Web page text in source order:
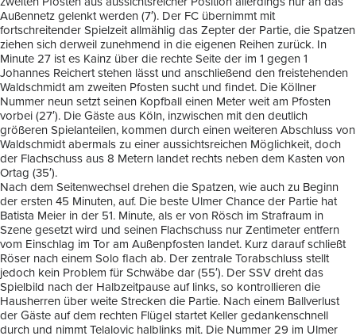
Außennetz gelenkt werden (7′). Der FC übernimmt mit
fortschreitender Spielzeit allmählig das Zepter der Partie, die Spatzen
ziehen sich derweil zunehmend in die eigenen Reihen zurück. In
Minute 27 ist es Kainz über die rechte Seite der im 1 gegen 1
Johannes Reichert stehen lässt und anschließend den freistehenden
Waldschmidt am zweiten Pfosten sucht und findet. Die Köllner
Nummer neun setzt seinen Kopfball einen Meter weit am Pfosten
vorbei (27′). Die Gäste aus Köln, inzwischen mit den deutlich
größeren Spielanteilen, kommen durch einen weiteren Abschluss von
Waldschmidt abermals zu einer aussichtsreichen Möglichkeit, doch
der Flachschuss aus 8 Metern landet rechts neben dem Kasten von
Ortag (35′).
Nach dem Seitenwechsel drehen die Spatzen, wie auch zu Beginn
der ersten 45 Minuten, auf. Die beste Ulmer Chance der Partie hat
Batista Meier in der 51. Minute, als er von Rösch im Strafraum in
Szene gesetzt wird und seinen Flachschuss nur Zentimeter entfern
vom Einschlag im Tor am Außenpfosten landet. Kurz darauf schließt
Röser nach einem Solo flach ab. Der zentrale Torabschluss stellt
jedoch kein Problem für Schwäbe dar (55′). Der SSV dreht das
Spielbild nach der Halbzeitpause auf links, so kontrollieren die
Hausherren über weite Strecken die Partie. Nach einem Ballverlust
der Gäste auf dem rechten Flügel startet Keller gedankenschnell
durch und nimmt Telalovic halblinks mit. Die Nummer 29 im Ulmer